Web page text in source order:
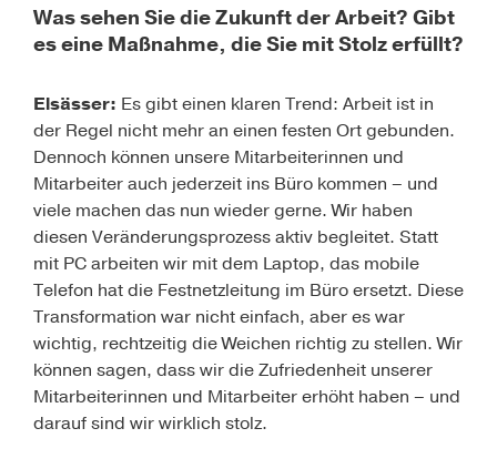
Was sehen Sie die Zukunft der Arbeit? Gibt
es eine Maßnahme, die Sie mit Stolz erfüllt?
Elsässer: Es gibt einen klaren Trend: Arbeit ist in
der Regel nicht mehr an einen festen Ort gebunden.
Dennoch können unsere Mitarbeiterinnen und
Mitarbeiter auch jederzeit ins Büro kommen – und
viele machen das nun wieder gerne. Wir haben
diesen Veränderungsprozess aktiv begleitet. Statt
mit PC arbeiten wir mit dem Laptop, das mobile
Telefon hat die Festnetzleitung im Büro ersetzt. Diese
Transformation war nicht einfach, aber es war
wichtig, rechtzeitig die Weichen richtig zu stellen. Wir
können sagen, dass wir die Zufriedenheit unserer
Mitarbeiterinnen und Mitarbeiter erhöht haben – und
darauf sind wir wirklich stolz.